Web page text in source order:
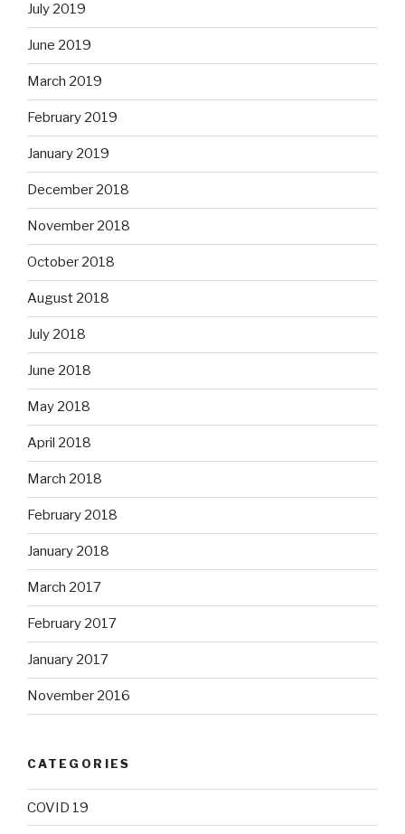
July 2019
June 2019
March 2019
February 2019
January 2019
December 2018
November 2018
October 2018
August 2018
July 2018
June 2018
May 2018
April 2018
March 2018
February 2018
January 2018
March 2017
February 2017
January 2017
November 2016
CATEGORIES
COVID 19